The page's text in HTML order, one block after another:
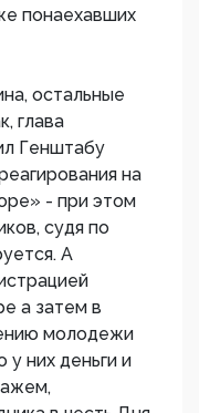
понаехавших
остальные
глава
Генштабу
на
- при этом
судя по
А
а затем в
молодежи
них деньги и